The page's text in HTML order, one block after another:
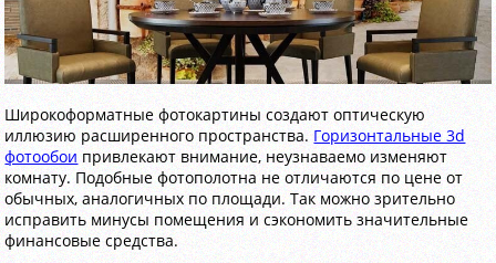
Широкоформатные фотокартины создают оптическую
иллюзию расширенного пространства. Горизонтальные 3d
фотообои привлекают внимание, неузнаваемо изменяют
комнату. Подобные фотополотна не отличаются по цене от
обычных, аналогичных по площади. Так можно зрительно
исправить минусы помещения и сэкономить значительные
финансовые средства.